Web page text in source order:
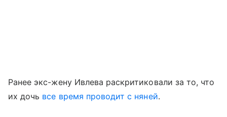
Ранее экс-жену Ивлева раскритиковали за то, что
их дочь все время проводит с няней.